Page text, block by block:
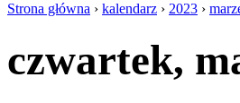
Strona główna › kalendarz › 2023 ›
czwartek,